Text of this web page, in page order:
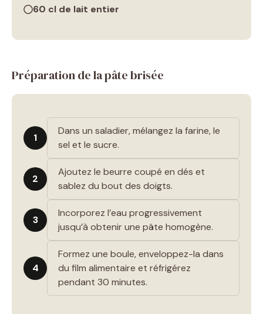
60 cl de lait entier
Préparation de la pâte brisée
1
Dans un saladier, mélangez la farine, le
sel et le sucre.
2
Ajoutez le beurre coupé en dés et
sablez du bout des doigts.
3
Incorporez l’eau progressivement
jusqu’à obtenir une pâte homogène.
4
Formez une boule, enveloppez-la dans
du film alimentaire et réfrigérez
pendant 30 minutes.